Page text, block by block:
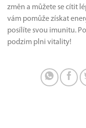
změn a můžete se cítit
vám pomůže získat
posílíte svou imunitu.
podzim plni vitality!